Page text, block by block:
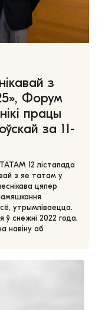
з
Форум
працы
за 11-
12 лістапада
з яе татам у
цяпер
утрымліваецца.
ў снежні 2022 года.
навіну аб